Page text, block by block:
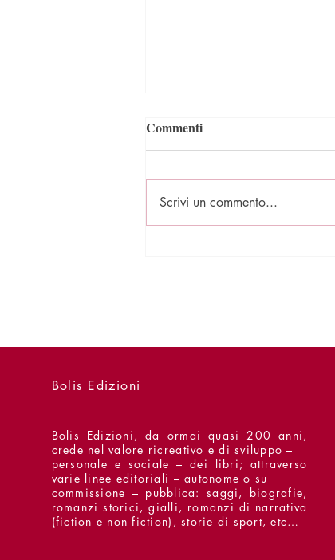
Commenti
Scrivi un commento...
Bolis Edizioni
Bolis Edizioni, da ormai quasi 200 anni,
crede nel valore ricreativo e di sviluppo –
personale e sociale – dei libri; attraverso
varie linee editoriali – autonome o su
commissione – pubblica: saggi, biografie,
romanzi storici, gialli, romanzi di narrativa
(fiction e non fiction), storie di sport, etc…